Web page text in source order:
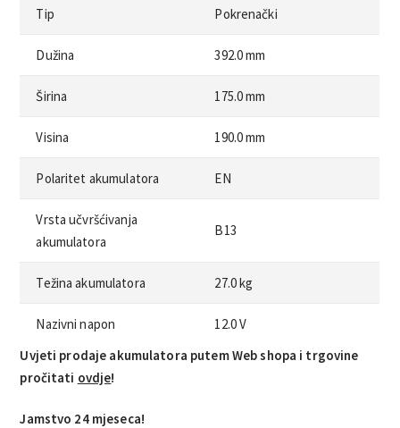
Tip Pokrenački
Dužina 392.0 mm
Širina 175.0 mm
Visina 190.0 mm
Polaritet akumulatora EN
Vrsta učvršćivanja
akumulatora
B13
Težina akumulatora 27.0 kg
Nazivni napon
12.0 V
Uvjeti prodaje akumulatora putem Web shopa i trgovine
pročitati ovdje!
Jamstvo 24 mjeseca!